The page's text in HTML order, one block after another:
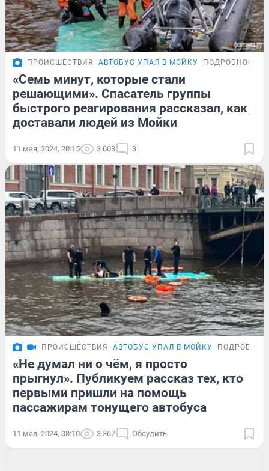
ПРОИСШЕСТВИЯ АВТОБУС УПАЛ В МОЙКУ ПОДРОБНОСТИ
«Семь минут, которые стали
решающими». Спасатель группы
быстрого реагирования рассказал, как
доставали людей из Мойки
11 мая, 2024, 20:15 3 003 3
ПРОИСШЕСТВИЯ АВТОБУС УПАЛ В МОЙКУ
«Не думал ни о чём, я просто
прыгнул». Публикуем рассказ тех, кто
первыми пришли на помощь
пассажирам тонущего автобуса
11 мая, 2024, 08:10 3 367 Обсудить